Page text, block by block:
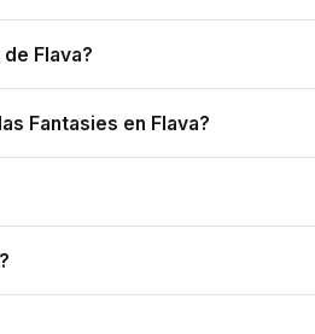
Flava?
Fantasies en Flava?